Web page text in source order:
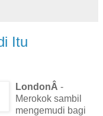
Itu
LondonÂ -
Merokok sambil
mengemudi bagi